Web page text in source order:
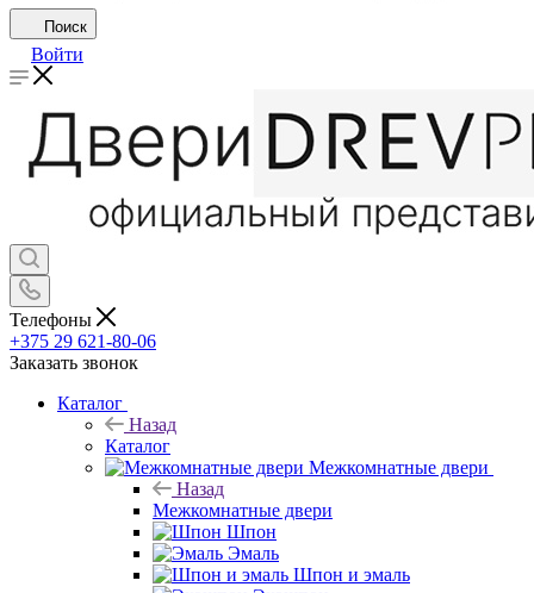
Поиск
Войти
Телефоны
+375 29 621-80-06
Заказать звонок
Каталог
Назад
Каталог
Межкомнатные двери
Назад
Межкомнатные двери
Шпон
Эмаль
Шпон и эмаль